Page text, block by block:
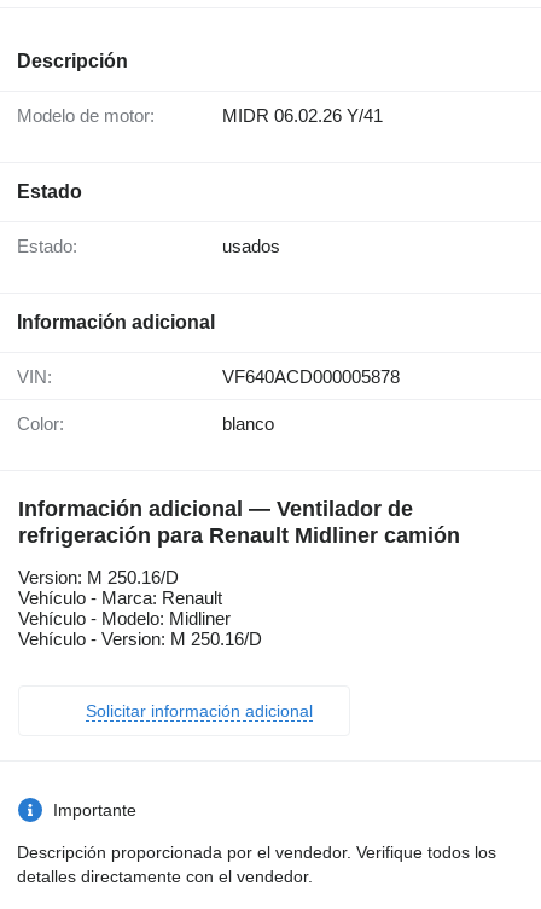
Descripción
Modelo de motor: MIDR 06.02.26 Y/41
Estado
Estado: usados
Información adicional
VIN: VF640ACD000005878
Color: blanco
Información adicional — Ventilador de
refrigeración para Renault Midliner camión
Version: M 250.16/D
Vehículo - Marca: Renault
Vehículo - Modelo: Midliner
Vehículo - Version: M 250.16/D
Solicitar información adicional
Importante
Descripción proporcionada por el vendedor. Verifique todos los
detalles directamente con el vendedor.